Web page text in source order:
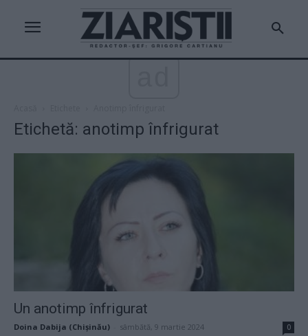
Etichetă: anotimp înfrigurat
Un anotimp înfrigurat
Doina Dabija (Chișinău) sâmbătă, 9 martie 2024 0